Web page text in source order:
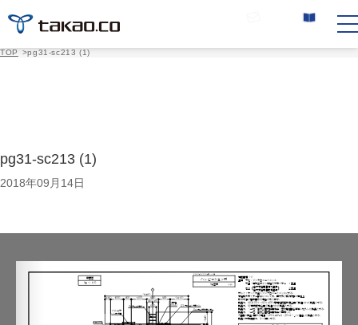
TOP >pg31-sc213 (1)
pg31-sc213 (1)
2018年09月14日